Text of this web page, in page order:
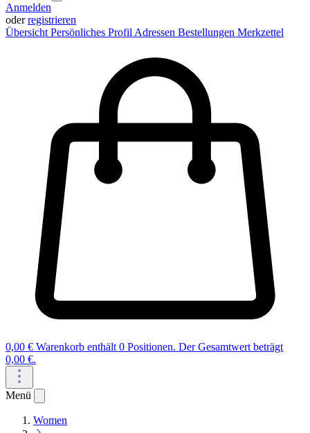
Anmelden
oderregistrieren
Übersicht Persönliches Profil Adressen Bestellungen Merkzettel
0,00 € Warenkorb enthält 0 Positionen. Der Gesamtwert beträgt
0,00 €.
Menü
Women